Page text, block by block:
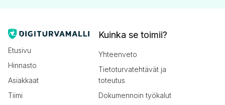
Etusivu
Hinnasto
Asiakkaat
Tiimi
Kuinka se toimii?
Yhteenveto
Tietoturvatehtävät ja
toteutus
Dokumennoin työkalut